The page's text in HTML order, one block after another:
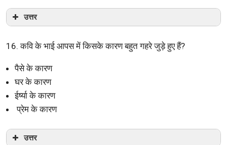
उत्तर
16. कवि के भाई आपस में किसके कारण बहुत गहरे जुड़े हुए हैं?
पैसे के कारण
घर के कारण
ईर्ष्या के कारण
प्रेम के कारण
उत्तर